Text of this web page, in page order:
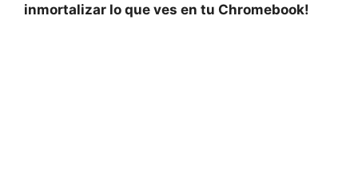
inmortalizar lo que ves en tu Chromebook!